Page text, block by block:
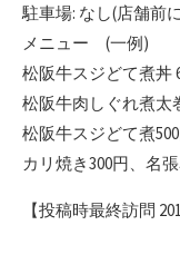
駐車場: なし(店舗前
メニュー (一例)
松阪牛スジどて煮丼
松阪牛肉しぐれ煮太
松阪牛スジどて煮
カリ焼き300円、名
【投稿時最終訪問